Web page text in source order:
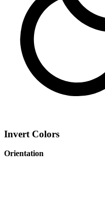
Invert Colors
Orientation